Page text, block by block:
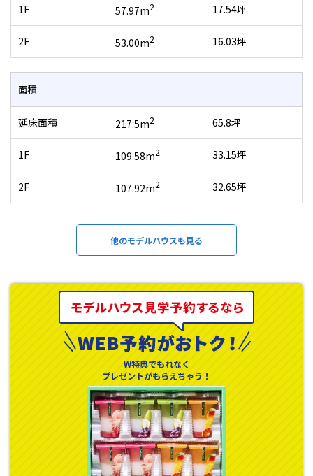
1F 57.97m2 17.54坪
2F 53.00m2 16.03坪
面積
延床面積 217.5m2 65.8坪
1F 109.58m2 33.15坪
2F 107.92m2 32.65坪
他のモデルハウスも見る
W特典でもれなく
プレゼントがもらえちゃう！